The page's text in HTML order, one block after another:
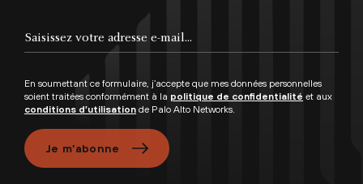
En soumettant ce formulaire, j’accepte que mes données personnelles
soient traitées conformément à la politique de confidentialité et aux
conditions d’utilisation de Palo Alto Networks.
Je m’abonne